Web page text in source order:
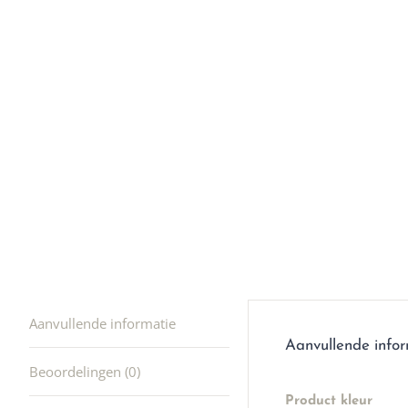
ook
Aanvullende informatie
Beoordelingen (0)
Aanvullende
Product kleur